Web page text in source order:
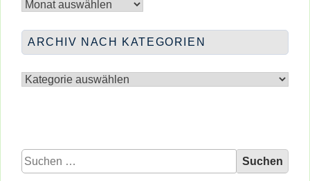
nach
ARCHIV NACH KATEGORIEN
nach
Suchen
nach: